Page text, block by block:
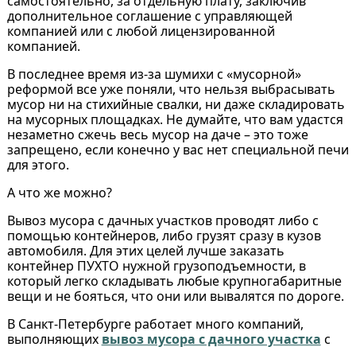
дополнительное соглашение с управляющей
компанией или с любой лицензированной
компанией.
В последнее время из-за шумихи с «мусорной»
реформой все уже поняли, что нельзя выбрасывать
мусор ни на стихийные свалки, ни даже складировать
на мусорных площадках. Не думайте, что вам удастся
незаметно сжечь весь мусор на даче – это тоже
запрещено, если конечно у вас нет специальной печи
для этого.
А что же можно?
Вывоз мусора с дачных участков проводят либо с
помощью контейнеров, либо грузят сразу в кузов
автомобиля. Для этих целей лучше заказать
контейнер ПУХТО нужной грузоподъемности, в
который легко складывать любые крупногабаритные
вещи и не бояться, что они или вывалятся по дороге.
В Санкт-Петербурге работает много компаний,
выполняющих вывоз мусора с дачного участка с